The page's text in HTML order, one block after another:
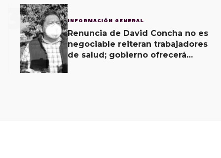
3 INFORMACIÓN GENERAL
Renuncia de David Concha no es
negociable reiteran trabajadores
de salud; gobierno ofrecerá